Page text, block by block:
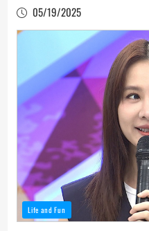
05/19/2025
Life and Fun